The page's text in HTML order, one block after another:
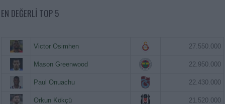
EN DEĞERLI TOP 5
Victor Osimhen 27.550.000
Mason Greenwood 22.950.000
Paul Onuachu 22.430.000
Orkun Kökçü 21.520.000